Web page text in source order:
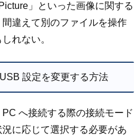
」といった画像に関する
違えて別のファイルを操作
れない。
設定を変更する方法
へ接続する際の接続モード
に応じて選択する必要があ